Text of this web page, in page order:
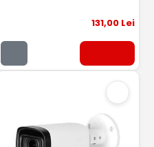
131,00 Lei